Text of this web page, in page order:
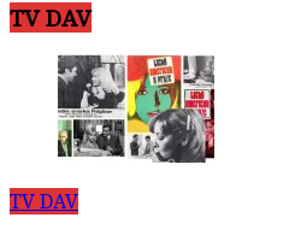
TV DAV
TV DAV